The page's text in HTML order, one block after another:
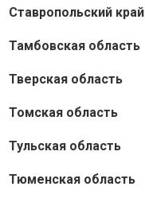
Ставропольский край
Тамбовская область
Тверская область
Томская область
Тульская область
Тюменская область